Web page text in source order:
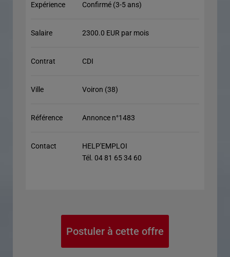
Expérience Confirmé (3-5 ans)
Salaire 2300.0 EUR par mois
Contrat CDI
Ville Voiron (38)
Référence Annonce n°1483
Contact
HELP'EMPLOI
Tél. 04 81 65 34 60
Postuler à cette offre